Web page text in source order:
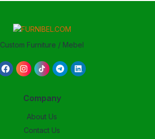
Custom Furniture / Mebel
Company
About Us
Contact Us